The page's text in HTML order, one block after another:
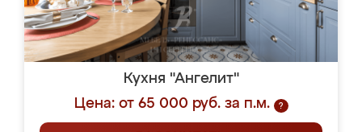
Кухня "Ангелит"
Цена: от 65 000 руб. за п.м.
?